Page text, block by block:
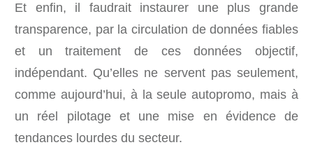
Et enfin, il faudrait instaurer une plus grande
transparence, par la circulation de données fiables
et un traitement de ces données objectif,
indépendant. Qu’elles ne servent pas seulement,
comme aujourd’hui, à la seule autopromo, mais à
un réel pilotage et une mise en évidence de
tendances lourdes du secteur.